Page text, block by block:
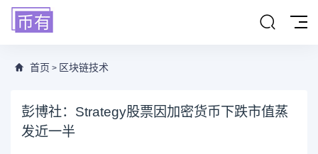
首页 > 区块链技术
彭博社：Strategy股票因加密货币下跌市值蒸
发近一半